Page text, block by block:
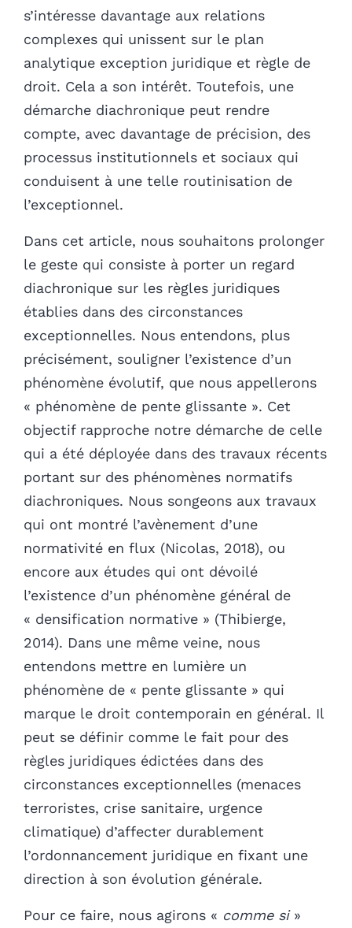
s’intéresse davantage aux relations
complexes qui unissent sur le plan
analytique exception juridique et règle de
droit. Cela a son intérêt. Toutefois, une
démarche diachronique peut rendre
compte, avec davantage de précision, des
processus institutionnels et sociaux qui
conduisent à une telle routinisation de
l’exceptionnel.
Dans cet article, nous souhaitons prolonger
le geste qui consiste à porter un regard
diachronique sur les règles juridiques
établies dans des circonstances
exceptionnelles. Nous entendons, plus
précisément, souligner l’existence d’un
phénomène évolutif, que nous appellerons
« phénomène de pente glissante ». Cet
objectif rapproche notre démarche de celle
qui a été déployée dans des travaux récents
portant sur des phénomènes normatifs
diachroniques. Nous songeons aux travaux
qui ont montré l’avènement d’une
normativité en flux (Nicolas, 2018), ou
encore aux études qui ont dévoilé
l’existence d’un phénomène général de
« densification normative » (Thibierge,
2014). Dans une même veine, nous
entendons mettre en lumière un
phénomène de « pente glissante » qui
marque le droit contemporain en général. Il
peut se définir comme le fait pour des
règles juridiques édictées dans des
circonstances exceptionnelles (menaces
terroristes, crise sanitaire, urgence
climatique) d’affecter durablement
l’ordonnancement juridique en fixant une
direction à son évolution générale.
Pour ce faire, nous agirons « comme si»